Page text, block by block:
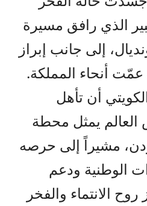
الذي رافق مسيرة
إلى جانب إبراز
عمّت أنحاء المملكة.
أن تأهل
العالم يمثل محطة
مشيراً إلى حرصه
الوطنية ودعم
الانتماء والفخر